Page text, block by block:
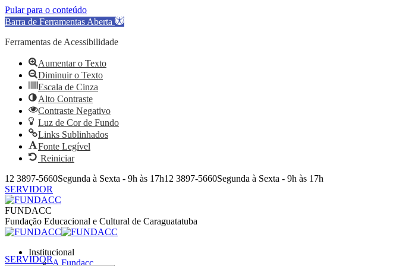
Pular para o conteúdo
Barra de Ferramentas Aberta
Ferramentas de Acessibilidade
Aumentar o Texto
Diminuir o Texto
Escala de Cinza
Alto Contraste
Contraste Negativo
Luz de Cor de Fundo
Links Sublinhados
Fonte Legível
Reiniciar
Pular
para
o
conteúdo
12 3897-5660Segunda à Sexta - 9h às 17h12 3897-5660Segunda à Sexta - 9h às 17h
SERVIDOR
Facebook
page
opens
in
window
Instagram
page
opens
in
window
YouTube
page
opens
in
window
Facebook
page
opens
in
window
Instagram
page
opens
in
window
YouTube
page
opens
in
window
FUNDACC
Fundação Educacional e Cultural de Caraguatatuba
Institucional
A Fundacc
SERVIDOR